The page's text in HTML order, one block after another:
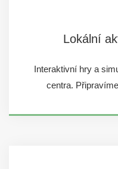
Lokální
Interaktivní hry a
centra.